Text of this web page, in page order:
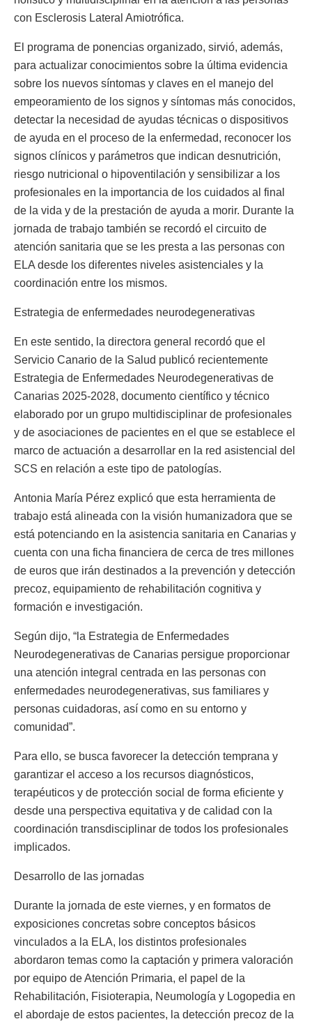
con Esclerosis Lateral Amiotrófica.
El programa de ponencias organizado, sirvió, además,
para actualizar conocimientos sobre la última evidencia
sobre los nuevos síntomas y claves en el manejo del
empeoramiento de los signos y síntomas más conocidos,
detectar la necesidad de ayudas técnicas o dispositivos
de ayuda en el proceso de la enfermedad, reconocer los
signos clínicos y parámetros que indican desnutrición,
riesgo nutricional o hipoventilación y sensibilizar a los
profesionales en la importancia de los cuidados al final
de la vida y de la prestación de ayuda a morir. Durante la
jornada de trabajo también se recordó el circuito de
atención sanitaria que se les presta a las personas con
ELA desde los diferentes niveles asistenciales y la
coordinación entre los mismos.
Estrategia de enfermedades neurodegenerativas
En este sentido, la directora general recordó que el
Servicio Canario de la Salud publicó recientemente
Estrategia de Enfermedades Neurodegenerativas de
Canarias 2025-2028, documento científico y técnico
elaborado por un grupo multidisciplinar de profesionales
y de asociaciones de pacientes en el que se establece el
marco de actuación a desarrollar en la red asistencial del
SCS en relación a este tipo de patologías.
Antonia María Pérez explicó que esta herramienta de
trabajo está alineada con la visión humanizadora que se
está potenciando en la asistencia sanitaria en Canarias y
cuenta con una ficha financiera de cerca de tres millones
de euros que irán destinados a la prevención y detección
precoz, equipamiento de rehabilitación cognitiva y
formación e investigación.
Según dijo, “la Estrategia de Enfermedades
Neurodegenerativas de Canarias persigue proporcionar
una atención integral centrada en las personas con
enfermedades neurodegenerativas, sus familiares y
personas cuidadoras, así como en su entorno y
comunidad”.
Para ello, se busca favorecer la detección temprana y
garantizar el acceso a los recursos diagnósticos,
terapéuticos y de protección social de forma eficiente y
desde una perspectiva equitativa y de calidad con la
coordinación transdisciplinar de todos los profesionales
implicados.
Desarrollo de las jornadas
Durante la jornada de este viernes, y en formatos de
exposiciones concretas sobre conceptos básicos
vinculados a la ELA, los distintos profesionales
abordaron temas como la captación y primera valoración
por equipo de Atención Primaria, el papel de la
Rehabilitación, Fisioterapia, Neumología y Logopedia en
el abordaje de estos pacientes, la detección precoz de la